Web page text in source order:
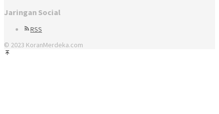
Jaringan Social
RSS
© 2023 KoranMerdeka.com